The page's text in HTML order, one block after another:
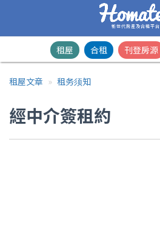
新世代房產及合租平台
租屋 合租 刊登房源
租屋文章 租务须知
經中介簽租約